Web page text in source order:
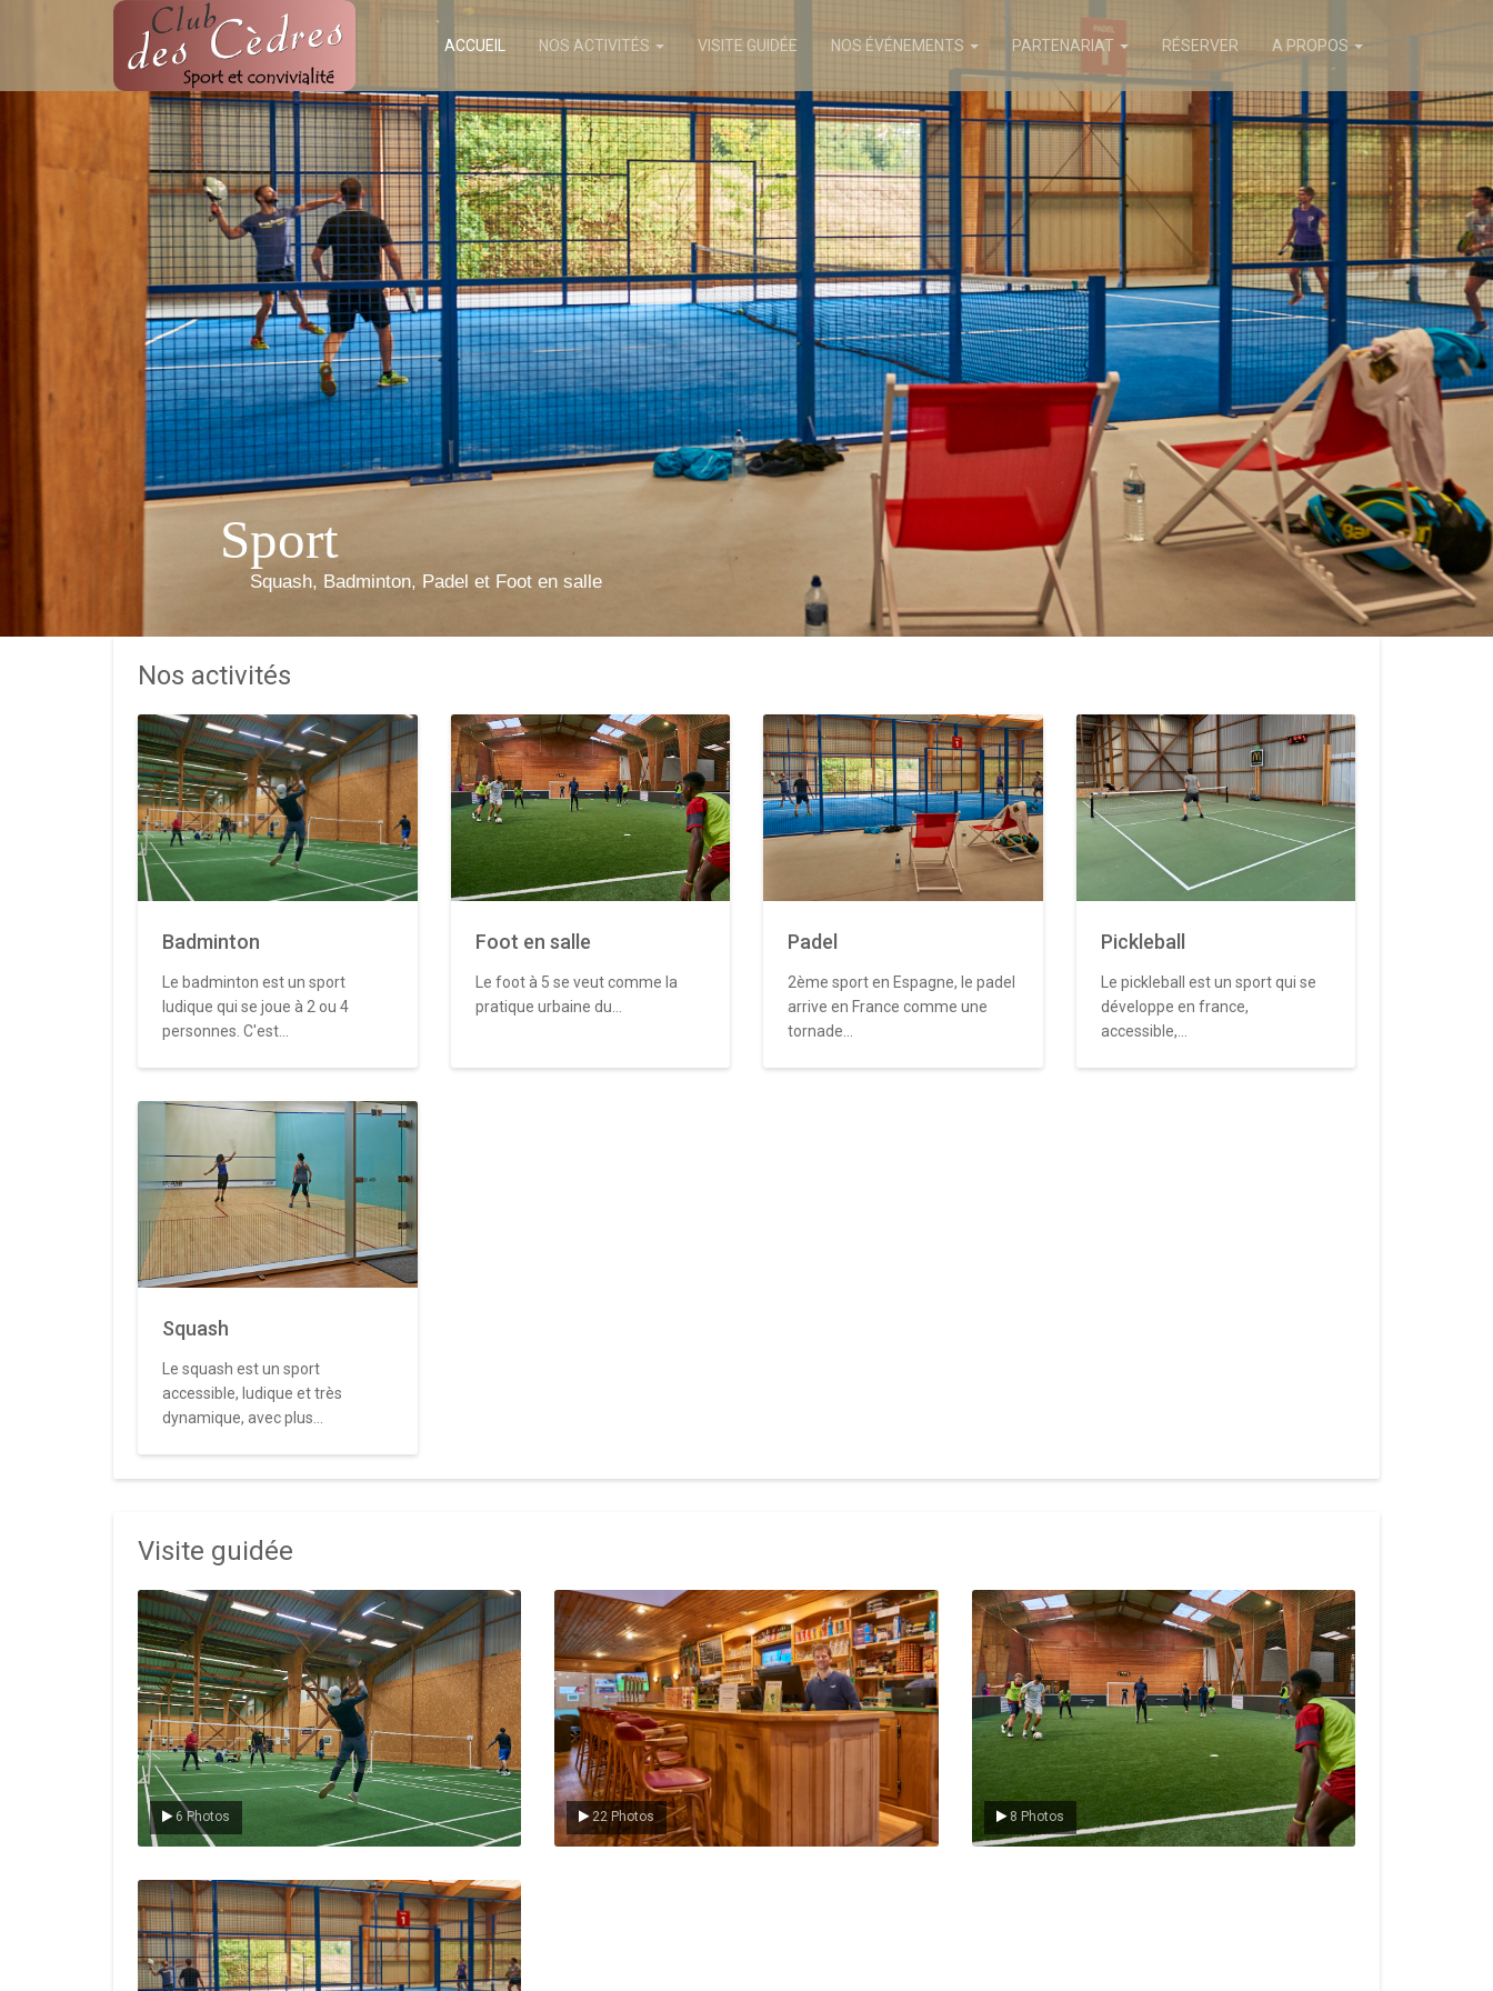
ACCUEIL NOS ACTIVITÉS VISITE GUIDÉE NOS ÉVÉNEMENTS PARTENARIAT RÉSERVER A PROPOS
Sport
Squash, Badminton, Padel et Foot en salle
Nos activités
Badminton
Le badminton est un sport
ludique qui se joue à 2 ou 4
personnes. C'est...
Foot en salle
Le foot à 5 se veut comme la
pratique urbaine du...
Padel
2ème sport en Espagne, le padel
arrive en France comme une
tornade...
Pickleball
Le pickleball est un sport qui se
développe en france,
accessible,...
Squash
Le squash est un sport
accessible, ludique et très
dynamique, avec plus...
Visite guidée
6 Photos
Le badminton
22 Photos
Le Club
8 Photos
Le foot en salle
Le padel